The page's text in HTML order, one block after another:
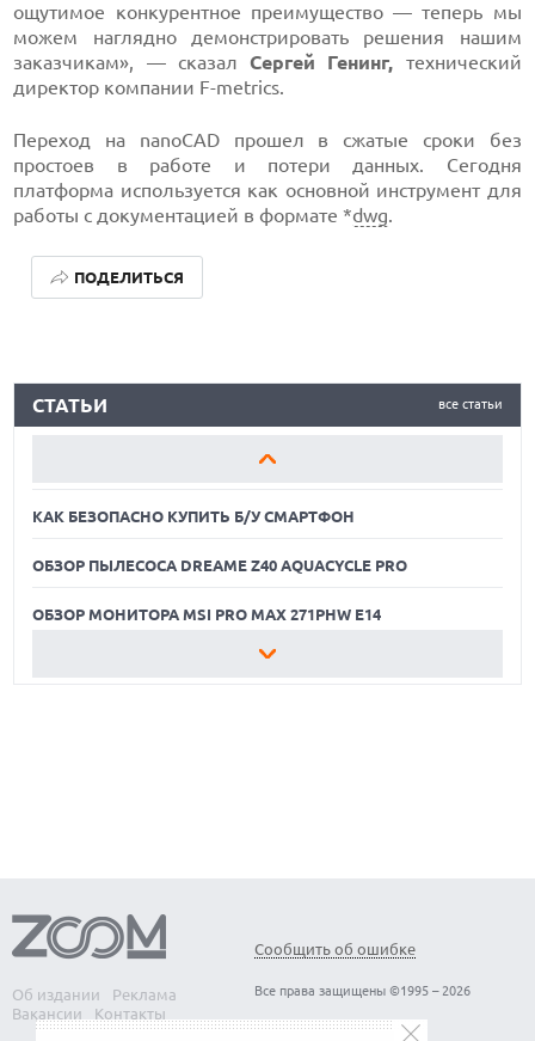
ощутимое конкурентное преимущество — теперь мы
можем наглядно демонстрировать решения нашим
заказчикам», — сказалСергей Генинг, технический
директор компании F-metrics.
Переход на nanoCAD прошел в сжатые сроки без
простоев в работе и потери данных. Сегодня
платформа используется как основной инструмент для
работы с документацией в формате *dwg.
ПОДЕЛИТЬСЯ
все статьи
СТАТЬИ
ОБЗОР МОНИТОРА MSI PRO MAX 271PHW E14
КАК БЕЗОПАСНО КУПИТЬ Б/У СМАРТФОН
ОБЗОР ПЫЛЕСОСА DREAME Z40 AQUACYCLE PRO
ОБЗОР МОНИТОРА MSI PRO MAX 271PHW E14
КАК БЕЗОПАСНО КУПИТЬ Б/У СМАРТФОН
Об издании
Реклама
Вакансии
Контакты
Сообщить об ошибке
Все права защищены ©1995 – 2026